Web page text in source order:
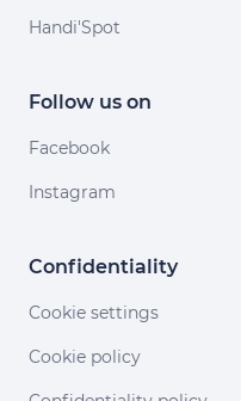
Handi'Spot
Follow us on
Facebook
Instagram
Confidentiality
Cookie settings
Cookie policy